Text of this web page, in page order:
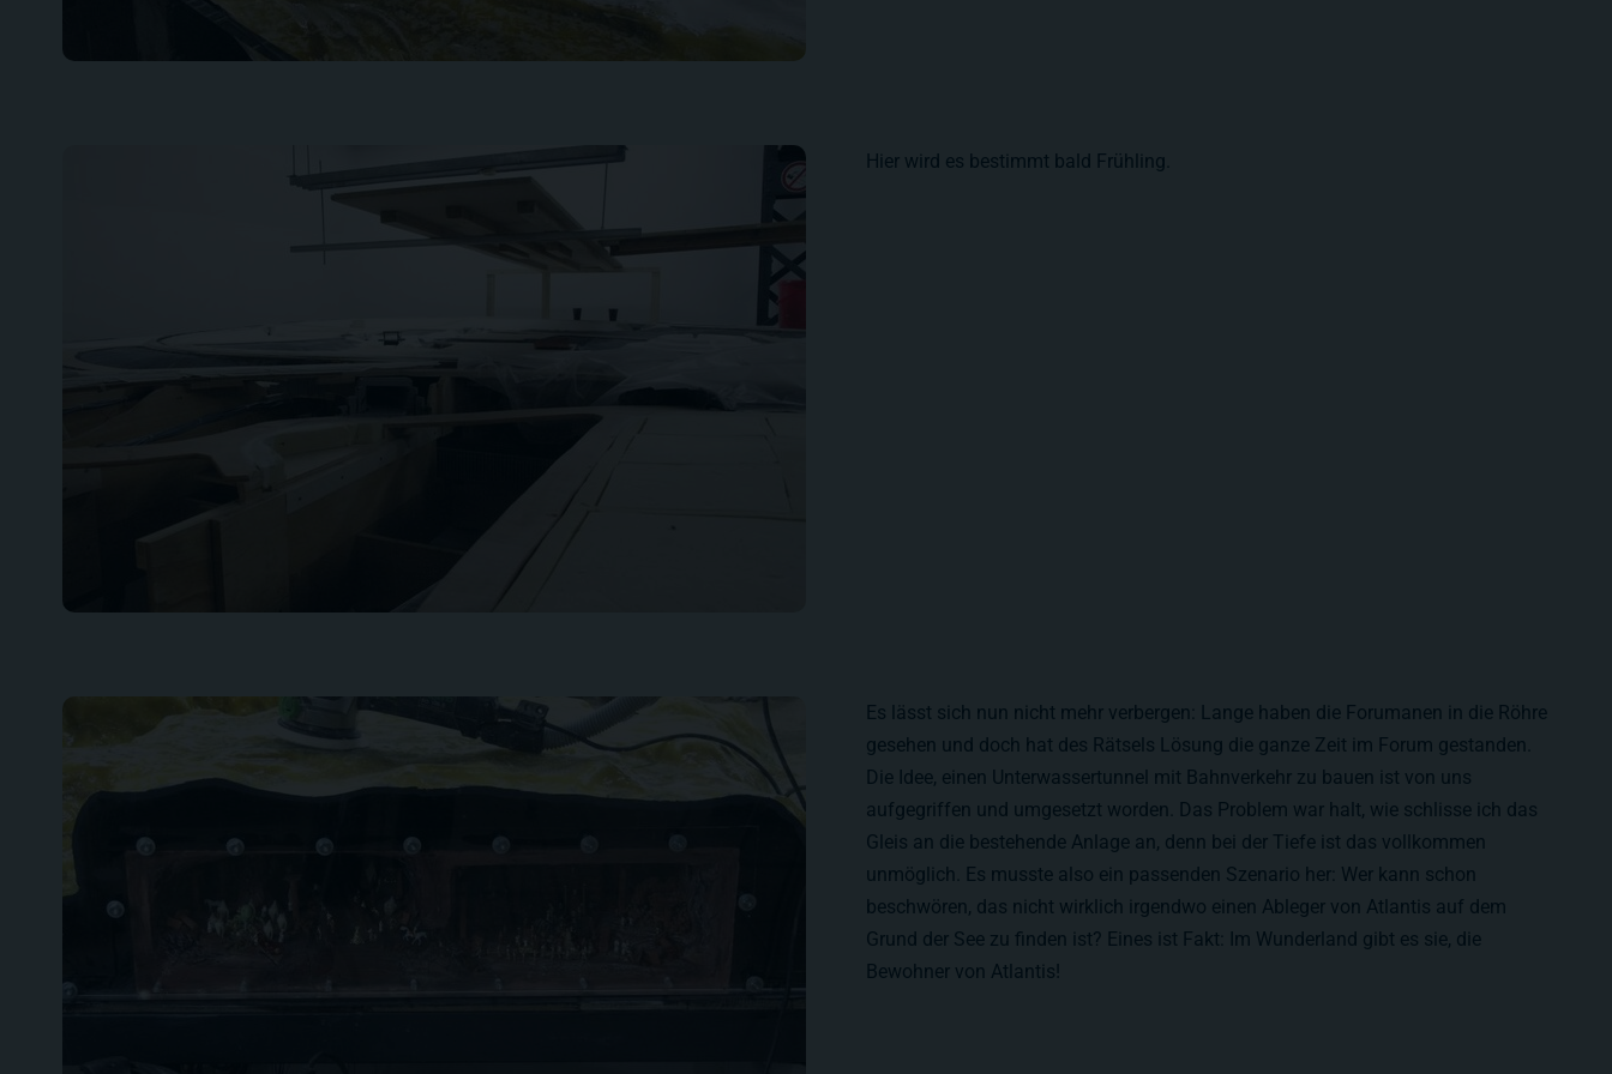
Hier wird es bestimmt bald Frühling.
Es lässt sich nun nicht mehr verbergen: Lange haben die Forumanen in die Röhre
gesehen und doch hat des Rätsels Lösung die ganze Zeit im Forum gestanden.
Die Idee, einen Unterwassertunnel mit Bahnverkehr zu bauen ist von uns
aufgegriffen und umgesetzt worden. Das Problem war halt, wie schlisse ich das
Gleis an die bestehende Anlage an, denn bei der Tiefe ist das vollkommen
unmöglich. Es musste also ein passenden Szenario her: Wer kann schon
beschwören, das nicht wirklich irgendwo einen Ableger von Atlantis auf dem
Grund der See zu finden ist? Eines ist Fakt: Im Wunderland gibt es sie, die
Bewohner von Atlantis!